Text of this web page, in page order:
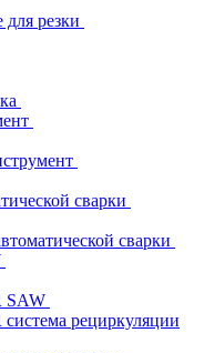
резки
сварки
сварки
SAW
рециркуляции